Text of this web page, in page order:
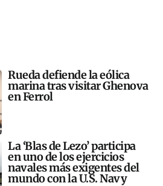
Rueda defiende la eólica
marina tras visitar Ghenova
en Ferrol
La ‘Blas de Lezo’ participa
en uno de los ejercicios
navales más exigentes del
mundo con la U.S. Navy